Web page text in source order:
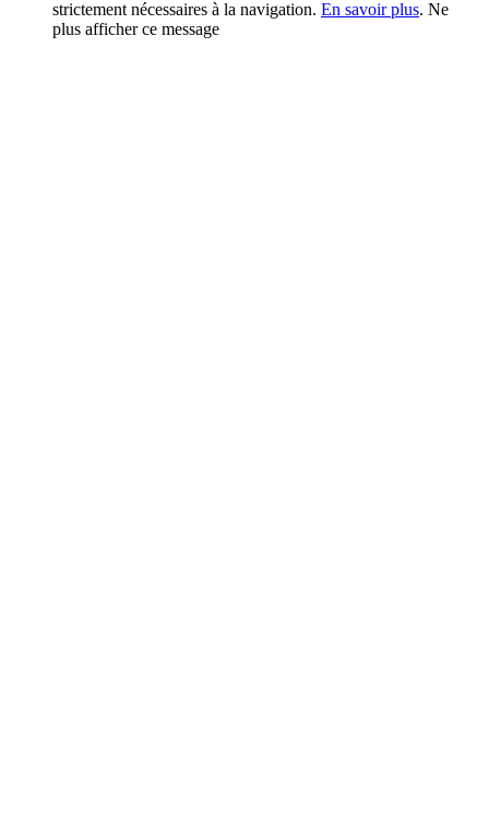
strictement nécessaires à la navigation. En savoir plus. Ne
plus afficher ce message